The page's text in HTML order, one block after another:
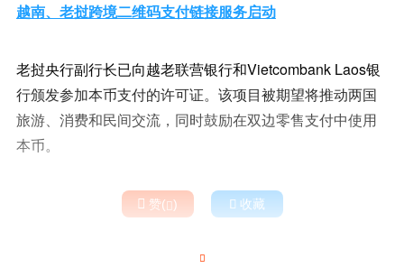
越南、老挝跨境二维码支付链接服务启动
老挝央行副行长已向越老联营银行和Vietcombank Laos银
行颁发参加本币支付的许可证。该项目被期望将推动两国
旅游、消费和民间交流，同时鼓励在双边零售支付中使用
本币。
 赞()  收藏
